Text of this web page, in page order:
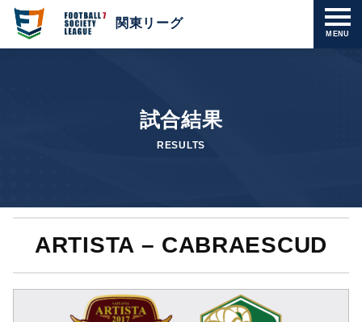
MENU
関東リーグ
試合結果
RESULTS
ARTISTA – CABRAESCUD